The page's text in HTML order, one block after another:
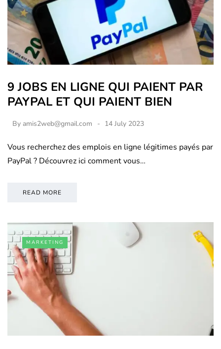
9 JOBS EN LIGNE QUI PAIENT PAR
PAYPAL ET QUI PAIENT BIEN
By amis2web@gmail.com 14 July 2023
Vous recherchez des emplois en ligne légitimes payés par
PayPal ? Découvrez ici comment vous…
READ MORE
MARKETING